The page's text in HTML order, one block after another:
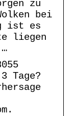
zu
bei
ist es
liegen
Tage?